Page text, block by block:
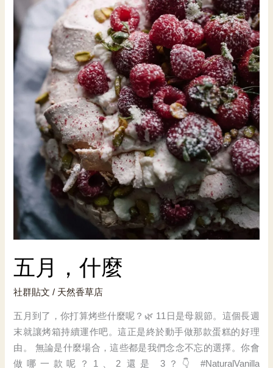
五月，什麼
社群貼文 / 天然香草店
五月到了，你打算烤些什麼呢？🌿 11日是母親節。這個長週
末就讓烤箱持續運作吧。這正是終於動手做那款蛋糕的好理
由。 無論是什麼場合，這些都是我們念念不忘的選擇。你會
做哪一款呢？1、2 還是 3？👇 #NaturalVanilla